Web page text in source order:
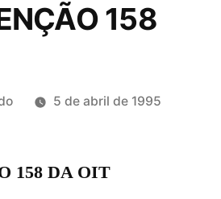
158
5 de abril de 1995
158 DA OIT